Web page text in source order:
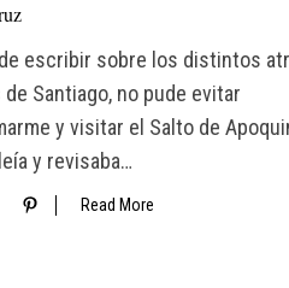
escribir sobre los distintos
Santiago, no pude evitar
y visitar el Salto de
y revisaba…
Read More